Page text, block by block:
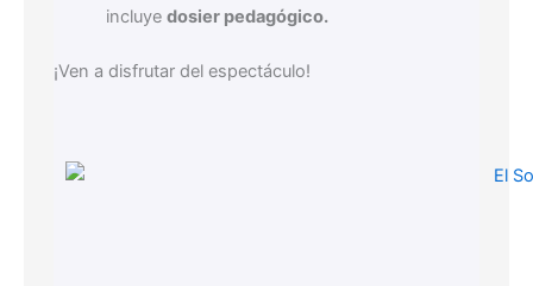
incluye dosier pedagógico.
¡Ven a disfrutar del espectáculo!